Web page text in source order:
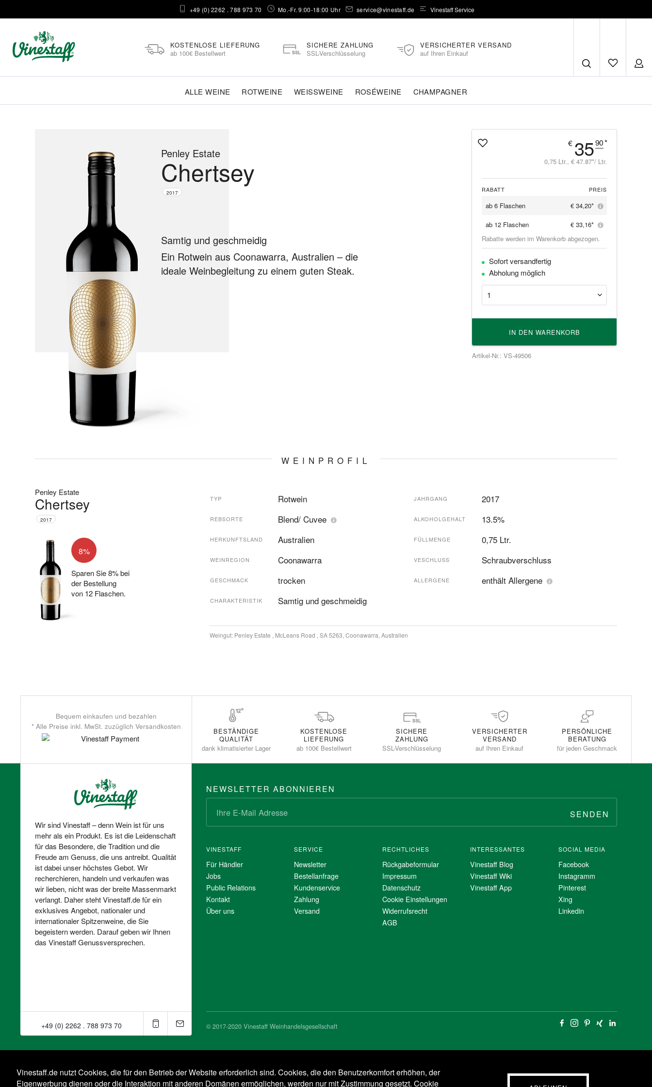
+49 (0) 2262 . 788 973 70⁠ Mo.-Fr. 9:00-18:00 Uhr service@vinestaff.de Vinestaff Service
KOSTENLOSE LIEFERUNG
ab 100€ Bestellwert
SICHERE ZAHLUNG
SSL-Verschlüsselung
VERSICHERTER VERSAND
auf Ihren Einkauf
ALLE WEINE ROTWEINE WEISSWEINE ROSÉWEINE CHAMPAGNER
Penley Estate
Chertsey
2017
Samtig und geschmeidig
Ein Rotwein aus Coonawarra, Australien – die
ideale Weinbegleitung zu einem guten Steak.
€ 3590*
0,75 Ltr., € 47.87*/ Ltr.
RABATT PREIS
ab 6 Flaschen € 34,20*
ab 12 Flaschen
€ 33,16*
Rabatte werden im Warenkorb abgezogen.
Sofort versandfertig
Abholung möglich
IN DEN WARENKORB
Artikel-Nr.: VS-49506
WEINPROFIL
Penley Estate
Chertsey
2017
8%
Sparen Sie 8% bei
der Bestellung
von 12 Flaschen.
TYP Rotwein
REBSORTE Blend/ Cuvee
HERKUNFTSLAND Australien
WEINREGION Coonawarra
GESCHMACK trocken
CHARAKTERISTIK Samtig und geschmeidig
JAHRGANG 2017
ALKOHOLGEHALT 13.5%
FÜLLMENGE 0,75 Ltr.
VESCHLUSS Schraubverschluss
ALLERGENE enthält Allergene
Weingut: Penley Estate , McLeans Road , SA 5263, Coonawarra, Australien
Bequem einkaufen und bezahlen
* Alle Preise inkl. MwSt. zuzüglich Versandkosten
BESTÄNDIGE
QUALITÄT
dank klimatisierter Lager
KOSTENLOSE
LIEFERUNG
ab 100€ Bestellwert
SICHERE
ZAHLUNG
SSL-Verschlüsselung
VERSICHERTER
VERSAND
auf Ihren Einkauf
PERSÖNLICHE
BERATUNG
für jeden Geschmack
Wir sind Vinestaff – denn Wein ist für uns
mehr als ein Produkt. Es ist die Leidenschaft
für das Besondere, die Tradition und die
Freude am Genuss, die uns antreibt. Qualität
ist dabei unser höchstes Gebot. Wir
recherchieren, handeln und verkaufen was
wir lieben, nicht was der breite Massenmarkt
verlangt. Daher steht Vinestaff.de für ein
exklusives Angebot, nationaler und
internationaler Spitzenweine, die Sie
begeistern werden. Darauf geben wir Ihnen
das Vinestaff Genussversprechen.
+49 (0) 2262 . 788 973 70⁠
NEWSLETTER ABONNIEREN
SENDEN
VINESTAFF
Für Händler
Jobs
Public Relations
Kontakt
Über uns
SERVICE
Newsletter
Bestellanfrage
Kundenservice
Zahlung
Versand
RECHTLICHES
Rückgabeformular
Impressum
Datenschutz
Cookie Einstellungen
Widerrufsrecht
AGB
INTERESSANTES
Vinestaff Blog
Vinestaff Wiki
Vinestaff App
SOCIAL MEDIA
Facebook
Instagramm
Pinterest
Xing
Linkedin
© 2017-2020 Vinestaff Weinhandelsgesellschaft
Vinestaff.de nutzt Cookies, die für den Betrieb der Website erforderlich sind. Cookies, die den Benutzerkomfort erhöhen, der
Eigenwerbung dienen oder die Interaktion mit anderen Domänen ermöglichen, werden nur mit Zustimmung gesetzt. Cookie